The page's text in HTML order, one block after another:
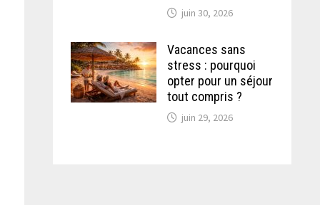
juin 30, 2026
Vacances sans
stress : pourquoi
opter pour un séjour
tout compris ?
juin 29, 2026